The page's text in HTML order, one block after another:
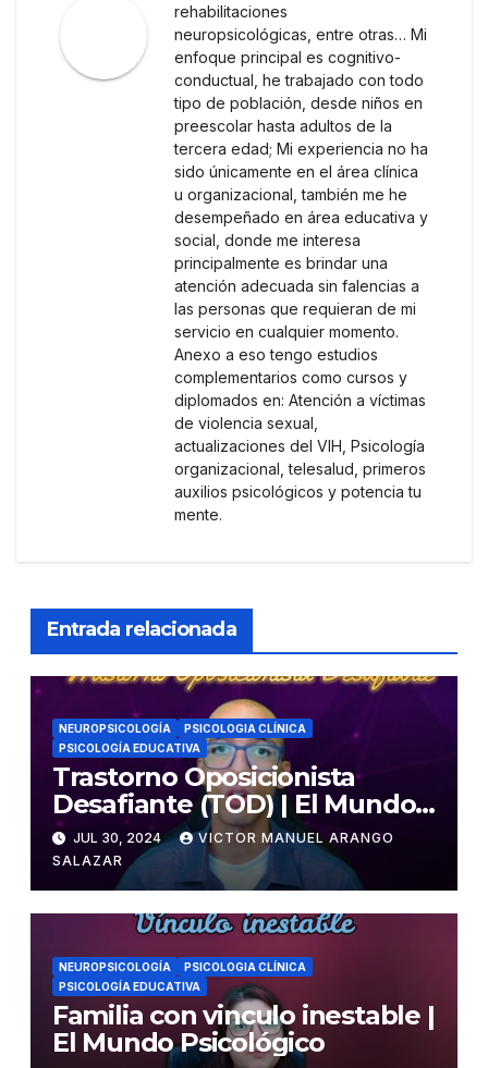
rehabilitaciones
neuropsicológicas, entre otras… Mi
enfoque principal es cognitivo-
conductual, he trabajado con todo
tipo de población, desde niños en
preescolar hasta adultos de la
tercera edad; Mi experiencia no ha
sido únicamente en el área clínica
u organizacional, también me he
desempeñado en área educativa y
social, donde me interesa
principalmente es brindar una
atención adecuada sin falencias a
las personas que requieran de mi
servicio en cualquier momento.
Anexo a eso tengo estudios
complementarios como cursos y
diplomados en: Atención a víctimas
de violencia sexual,
actualizaciones del VIH, Psicología
organizacional, telesalud, primeros
auxilios psicológicos y potencia tu
mente.
Entrada relacionada
NEUROPSICOLOGÍA
PSICOLOGIA CLÍNICA
PSICOLOGÍA EDUCATIVA
Trastorno Oposicionista
Desafiante (TOD) | El Mundo
Psicológico
JUL 30, 2024
VICTOR MANUEL ARANGO
SALAZAR
NEUROPSICOLOGÍA
PSICOLOGIA CLÍNICA
PSICOLOGÍA EDUCATIVA
Familia con vinculo inestable |
El Mundo Psicológico